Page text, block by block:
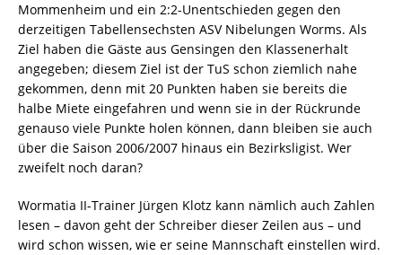
Mommenheim und ein 2:2-Unentschieden gegen den
derzeitigen Tabellensechsten ASV Nibelungen Worms. Als
Ziel haben die Gäste aus Gensingen den Klassenerhalt
angegeben; diesem Ziel ist der TuS schon ziemlich nahe
gekommen, denn mit 20 Punkten haben sie bereits die
halbe Miete eingefahren und wenn sie in der Rückrunde
genauso viele Punkte holen können, dann bleiben sie auch
über die Saison 2006/2007 hinaus ein Bezirksligist. Wer
zweifelt noch daran?
Wormatia II-Trainer Jürgen Klotz kann nämlich auch Zahlen
lesen – davon geht der Schreiber dieser Zeilen aus – und
wird schon wissen, wie er seine Mannschaft einstellen wird.